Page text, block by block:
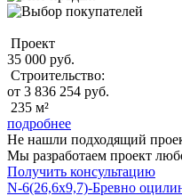
Проект
35 000 руб.
Строительство:
от 3 836 254 руб.
235 м²
подробнее
Не нашли подходящий
Мы разработаем проект
Получить консультацию
N-6(26,6х9,7)-Бревно